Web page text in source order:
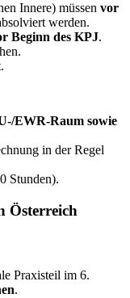
Innere) müssen vor
werden.
Beginn des KPJ.
EWR-Raum sowie
in der Regel
Stunden).
Österreich
Praxisteil im 6.
.